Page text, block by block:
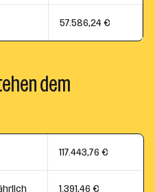
57.586,24 €
dem
117.443,76 €
1.391,46 €